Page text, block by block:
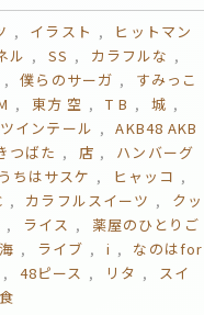
イラスト
ヒットマン
ル SS
カラフルな
僕らのサーガ
すみっこ
東方 空 T B
城
ツインテール
AKB48 AKB
つばた 店
ハンバーグ
ちはサスケ
ヒャッコ
カラフルスイーツ
クッ
ライス
薬屋のひとりご
海 ライブ i
なのはfor
48ピース リタ
スイ